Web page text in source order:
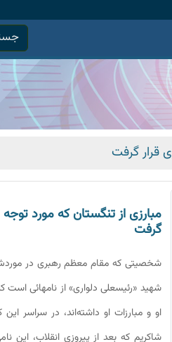
قرار گرفت
مبارزی از تنگستان که مورد
گرفت
شخصیتی که مقام معظم رهبری در
شهید «رئیسعلى دلوارى» از نامهائى
او و مبارزات او داشته‌اند، در سراسر
شاکریم که بعد از پیروزى انقلاب،